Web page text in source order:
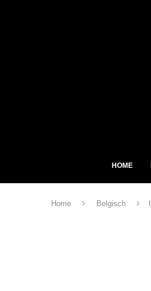
HOME
Home Belgisch